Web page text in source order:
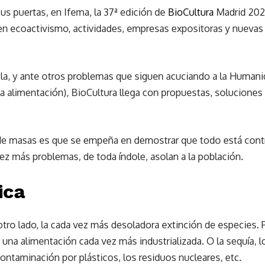
puertas, en Ifema, la 37ª edición de BioCultura Madrid
ecoactivismo, actividades, empresas expositoras y
y ante otros problemas que siguen acuciando a la
BioCultura llega con propuestas, soluciones
masas es que se empeña en demostrar que todo está
más problemas, de toda índole, asolan a la población.
lado, la cada vez más desoladora extinción de especies.
alimentación cada vez más industrializada. O la sequía,
por plásticos, los residuos nucleares, etc.